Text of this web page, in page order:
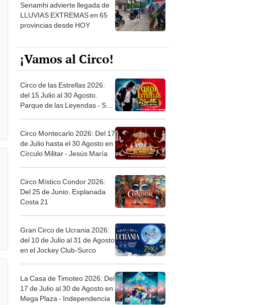
Senamhi advierte llegada de
LLUVIAS EXTREMAS en 65
provincias desde HOY
¡Vamos al Circo!
Circo de las Estrellas 2026:
del 15 Julio al 30 Agosto.
Parque de las Leyendas - San
Circo Montecarlo 2026: Del 17
de Julio hasta el 30 Agosto en
Círculo Militar - Jesús María
Circo Místico Condor 2026:
Del 25 de Junio. Explanada
Costa 21
Gran Circo de Ucrania 2026:
del 10 de Julio al 31 de Agosto
en el Jockey Club-Surco
La Casa de Timoteo 2026: Del
17 de Julio al 30 de Agosto en
Mega Plaza - Independencia